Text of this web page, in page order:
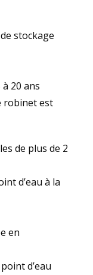
stockage
20 ans
robinet est
de plus de 2
d’eau à la
en
d’eau